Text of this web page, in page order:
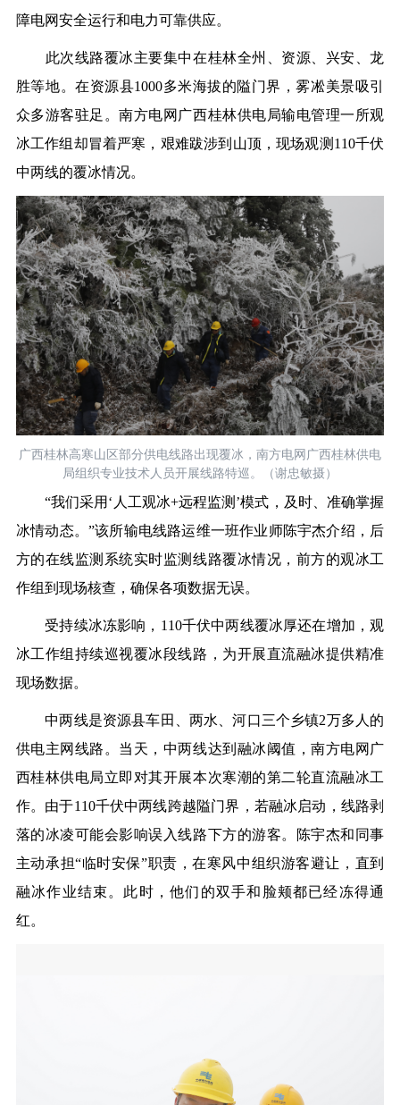
障电网安全运行和电力可靠供应。
此次线路覆冰主要集中在桂林全州、资源、兴安、龙
胜等地。在资源县1000多米海拔的隘门界，雾凇美景吸引
众多游客驻足。南方电网广西桂林供电局输电管理一所观
冰工作组却冒着严寒，艰难跋涉到山顶，现场观测 110千伏
中两线的覆冰情况。
广西桂林高寒山区部分供电线路出现覆冰，南方电网广西桂林供电
局组织专业技术人员开展线路特巡。（谢忠敏摄）
“我们采用‘人工观冰+远程监测’模式，及时、准确掌握
冰情动态。”该所输电线路运维一班作业师陈宇杰介绍，后
方的在线监测系统实时监测线路覆冰情况，前方的观冰工
作组到现场核查，确保各项数据无误。
受持续冰冻影响， 110千伏中两线覆冰厚还在增加，观
冰工作组持续巡视覆冰段线路，为开展直流融冰提供精准
现场数据。
中两线是资源县车田、两水、河口三个乡镇2万多人的
供电主网线路。当天，中两线达到融冰阈值，南方电网广
西桂林供电局立即对其开展本次寒潮的第二轮直流融冰工
作。由于110千伏中两线跨越隘门界，若融冰启动，线路剥
落的冰凌可能会影响误入线路下方的游客。陈宇杰和同事
主动承担“临时安保”职责，在寒风中组织游客避让，直到
融冰作业结束。此时，他们的双手和脸颊都已经冻得通
红。